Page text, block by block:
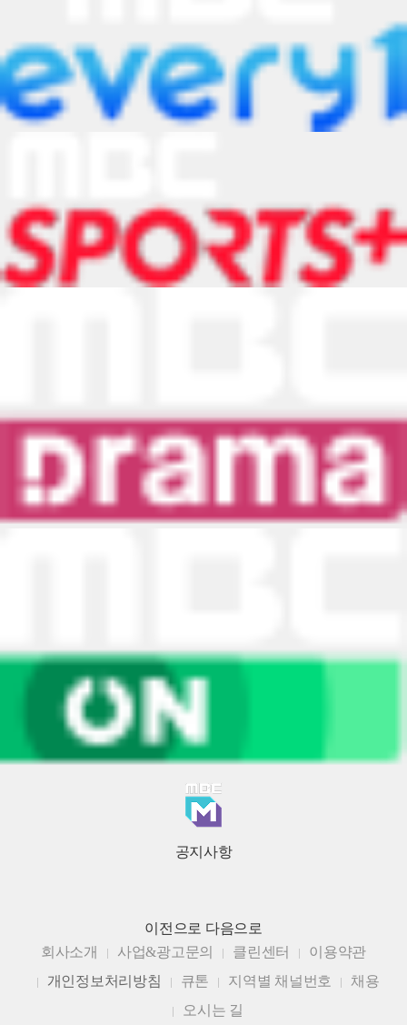
공지사항
이전으로 다음으로
회사소개
사업&광고문의 클린센터
이용약관
개인정보처리방침
큐톤 지역별 채널번호
채용
오시는 길